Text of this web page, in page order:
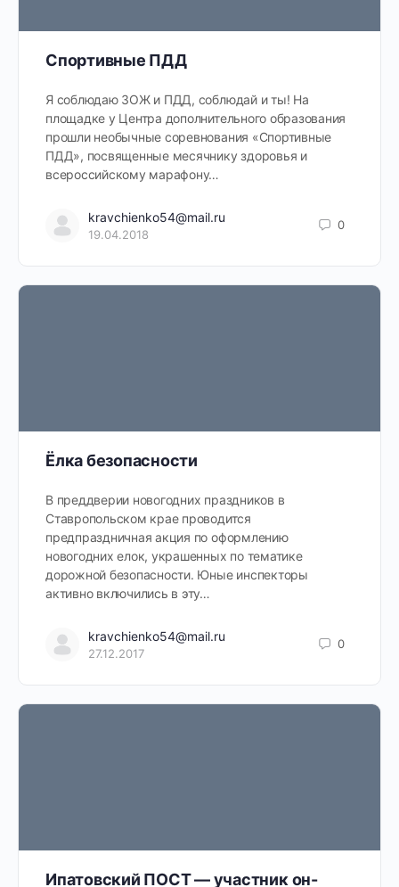
Спортивные ПДД
Я соблюдаю ЗОЖ и ПДД, соблюдай и ты! На
площадке у Центра дополнительного образования
прошли необычные соревнования «Спортивные
ПДД», посвященные месячнику здоровья и
всероссийскому марафону…
kravchienko54@mail.ru
19.04.2018
0
Ёлка безопасности
В преддверии новогодних праздников в
Ставропольском крае проводится
предпраздничная акция по оформлению
новогодних елок, украшенных по тематике
дорожной безопасности. Юные инспекторы
активно включились в эту…
kravchienko54@mail.ru
27.12.2017
0
Ипатовский ПОСТ — участник он-